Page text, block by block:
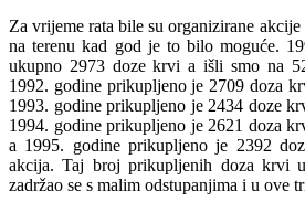
Za vrijeme rata bile su organizirane
na terenu kad god je to bilo moguće.
ukupno 2973 doze krvi a išli smo na
1992. godine prikupljeno je 2709 doza
1993. godine prikupljeno je 2434 doze
1994. godine prikupljeno je 2621 doza
a 1995. godine prikupljeno je 2392
akcija. Taj broj prikupljenih doza krvi
zadržao se s malim odstupanjima i u ove